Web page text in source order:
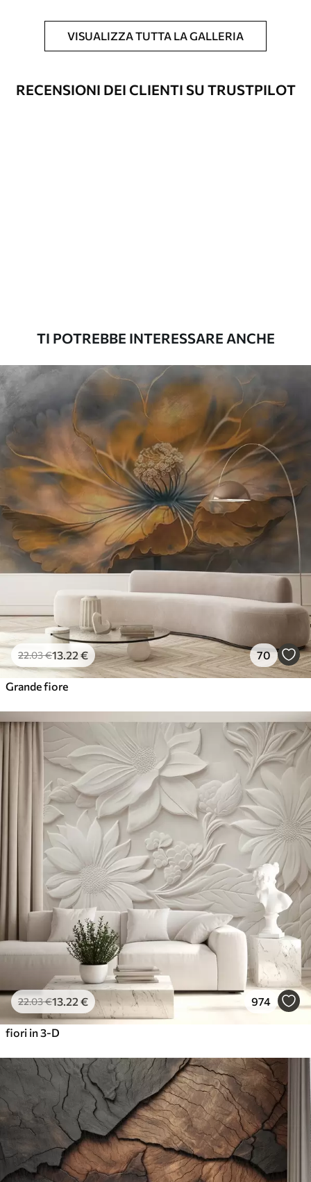
Pulizia
La carta da parati può essere pulita
Le carte da parati con finitura a vernice
possono essere pulite con acqua.
Vinile Premium
65.0039.00€/m²
Peel and Stick
49.00 €/m²
VISUALIZZA TUTTA LA GALLERIA
RECENSIONI DEI CLIENTI SU TRUSTPILOT
TI POTREBBE INTERESSARE ANCHE
22.03€13 .22 € 70
Grande fiore
22.03€13 .22 € 974
fiori in 3-D